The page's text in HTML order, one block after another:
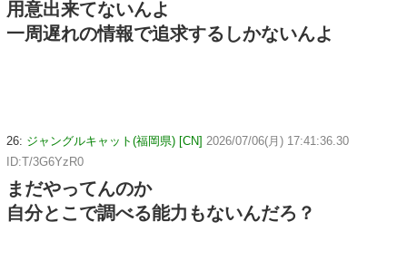
用意出来てないんよ
一周遅れの情報で追求するしかないんよ
26: ジャングルキャット(福岡県) [CN] 2026/07/06(月) 17:41:36.30
ID:T/3G6YzR0
まだやってんのか
自分とこで調べる能力もないんだろ？